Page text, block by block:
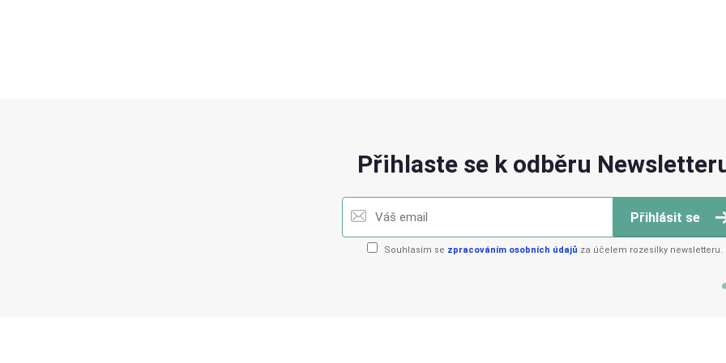
Přihlaste se k odběru
Přihlásit se
Souhlasím se zpracováním osobních údajů za účelem rozesílky newsletteru.